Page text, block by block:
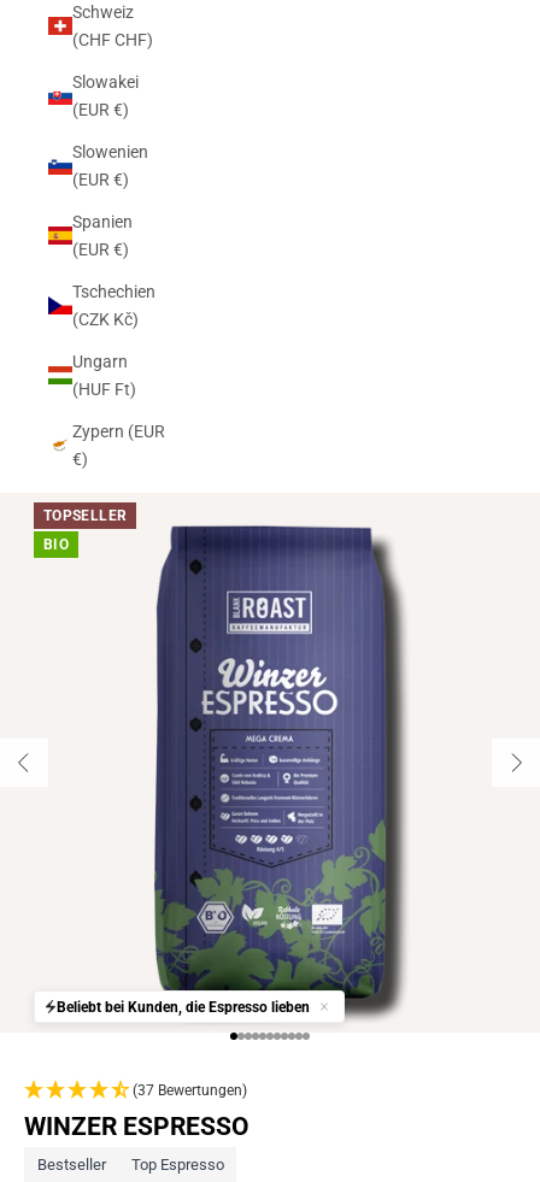
Schweiz
(CHF CHF)
Slowakei
(EUR €)
Slowenien
(EUR €)
Spanien
(EUR €)
Tschechien
(CZK Kč)
Ungarn
(HUF Ft)
Zypern (EUR
€)
TOPSELLER
BIO
Beliebt bei Kunden, die Espresso lieben
Gehe zu Element 1
Gehe zu Element 2
Gehe zu Element 3
Gehe zu Element 4
Gehe zu Element 5
Gehe zu Element 6
Gehe zu Element 7
Gehe zu Element 8
Gehe zu Element 9
Gehe zu Element 10
Gehe zu Element 11
(37 Bewertungen)
WINZER ESPRESSO
Bestseller Top Espresso